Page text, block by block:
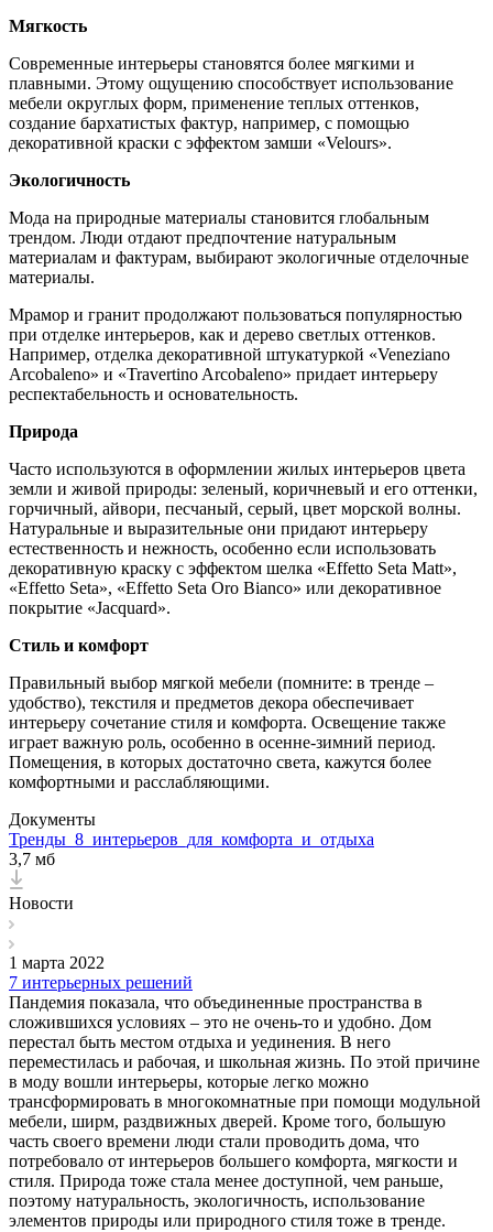
Мягкость
Современные интерьеры становятся более мягкими и
плавными. Этому ощущению способствует использование
мебели округлых форм, применение теплых оттенков,
создание бархатистых фактур, например, с помощью
декоративной краски с эффектом замши «Velours».
Экологичность
Мода на природные материалы становится глобальным
трендом. Люди отдают предпочтение натуральным
материалам и фактурам, выбирают экологичные отделочные
материалы.
Мрамор и гранит продолжают пользоваться популярностью
при отделке интерьеров, как и дерево светлых оттенков.
Например, отделка декоративной штукатуркой «Veneziano
Arcobaleno» и «Travertino Arcobaleno» придает интерьеру
респектабельность и основательность.
Природа
Часто используются в оформлении жилых интерьеров цвета
земли и живой природы: зеленый, коричневый и его оттенки,
горчичный, айвори, песчаный, серый, цвет морской волны.
Натуральные и выразительные они придают интерьеру
естественность и нежность, особенно если использовать
декоративную краску с эффектом шелка «Effetto Seta Matt»,
«Effetto Seta», «Effetto Seta Oro Bianco» или декоративное
покрытие «Jacquard».
Стиль и комфорт
Правильный выбор мягкой мебели (помните: в тренде –
удобство), текстиля и предметов декора обеспечивает
интерьеру сочетание стиля и комфорта. Освещение также
играет важную роль, особенно в осенне-зимний период.
Помещения, в которых достаточно света, кажутся более
комфортными и расслабляющими.
Документы
Тренды_8_интерьеров_для_комфорта_и_отдыха
3,7 мб
Новости
1 марта 2022
7 интерьерных решений
Пандемия показала, что объединенные пространства в
сложившихся условиях – это не очень-то и удобно. Дом
перестал быть местом отдыха и уединения. В него
переместилась и рабочая, и школьная жизнь. По этой причине
в моду вошли интерьеры, которые легко можно
трансформировать в многокомнатные при помощи модульной
мебели, ширм, раздвижных дверей. Кроме того, большую
часть своего времени люди стали проводить дома, что
потребовало от интерьеров большего комфорта, мягкости и
стиля. Природа тоже стала менее доступной, чем раньше,
поэтому натуральность, экологичность, использование
элементов природы или природного стиля тоже в тренде.